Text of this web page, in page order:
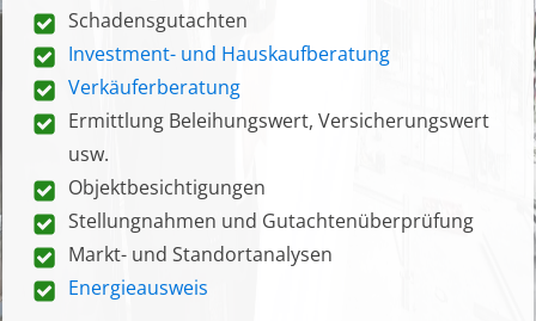
Schadensgutachten
Investment- und Hauskaufberatung
Verkäuferberatung
Ermittlung Beleihungswert, Versicherungswert
usw.
Objektbesichtigungen
Stellungnahmen und Gutachtenüberprüfung
Markt- und Standortanalysen
Energieausweis